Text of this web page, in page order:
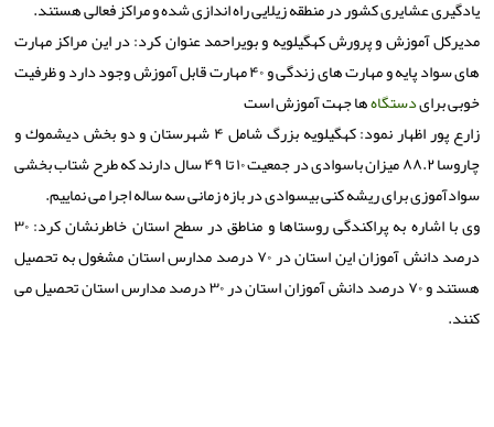
یادگیری عشایری كشور در منطقه زیلایی راه اندازی شده و مراكز فعالی هستند.
مدیركل آموزش و پرورش كهگیلویه و بویراحمد عنوان كرد: در این مراكز مهارت
های سواد پایه و مهارت های زندگی و ۴۰ مهارت قابل آموزش وجود دارد و ظرفیت
خوبی برایدستگاهها جهت آموزش است
زارع پور اظهار نمود: كهگیلویه بزرگ شامل ۴ شهرستان و دو بخش دیشموك و
چاروسا ۸۸.۲ میزان باسوادی در جمعیت ۱۰ تا ۴۹ سال دارند كه طرح شتاب بخشی
سوادآموزی برای ریشه كنی بیسوادی در بازه زمانی سه ساله اجرا می نماییم.
وی با اشاره به پراكندگی روستاها و مناطق در سطح استان خاطرنشان كرد: ۳۰
درصد دانش آموزان این استان در ۷۰ درصد مدارس استان مشغول به تحصیل
هستند و ۷۰ درصد دانش آموزان استان در ۳۰ درصد مدارس استان تحصیل می
كنند.